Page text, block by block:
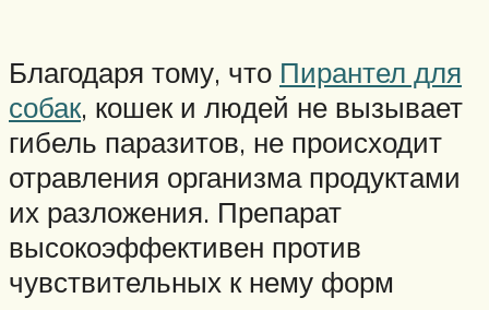
Благодаря тому, что Пирантел для
собак, кошек и людей не вызывает
гибель паразитов, не происходит
отравления организма продуктами
их разложения. Препарат
высокоэффективен против
чувствительных к нему форм